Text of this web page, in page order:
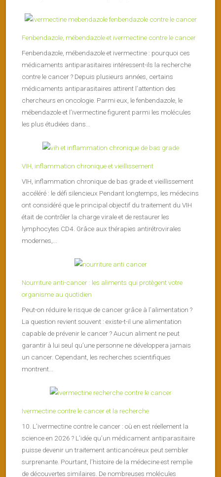
Fenbendazole, mébendazole et ivermectine contre le cancer
Fenbendazole, mébendazole et ivermectine : pourquoi ces
médicaments antiparasitaires intéressent-ils la recherche
contre le cancer ? Depuis plusieurs années, certains
médicaments antiparasitaires attirent l’attention des
chercheurs en oncologie. Parmi eux, le fenbendazole, le
mébendazole et l’ivermectine figurent parmi les molécules
les plus étudiées dans...
VIH, inflammation chronique et vieillissement
VIH, inflammation chronique de bas grade et vieillissement
accéléré : le défi silencieux Pendant longtemps, les médecins
ont considéré que le principal objectif du traitement du VIH
était de contrôler la charge virale et de restaurer les
lymphocytes CD4. Grâce aux thérapies antirétrovirales
modernes,...
Nourriture anti-cancer : les aliments qui protègent votre
organisme au quotidien
Peut-on réduire le risque de cancer grâce à l’alimentation ?
La question revient souvent : existe-t-il une alimentation
capable de prévenir le cancer ? Aucun aliment ne peut
garantir à lui seul qu’une personne ne développera jamais
un cancer. Cependant, les recherches scientifiques
montrent...
Ivermectine contre le cancer et la recherche
10. L’ivermectine contre le cancer : où en est réellement la
science en 2026 ? L’idée qu’un médicament antiparasitaire
puisse devenir un traitement anticancéreux peut sembler
surprenante. Pourtant, l’histoire de la médecine est remplie
de découvertes similaires. De nombreuses molécules